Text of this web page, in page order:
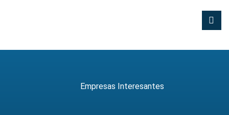
Empresas Interesantes